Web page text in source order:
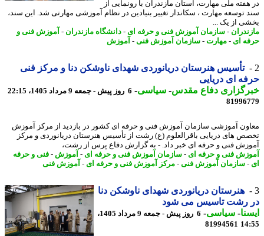
ملی مهارت، استان مازندران با رونمایی از
توسعه مهارت ، سکاندار تغییر بنیادین در نظام آموزشی مهارتی شد. این سند،
از یک ...
- سازمان آموزش فنی و حرفه ای- دانشگاه مازندران-
آموزش فنی و
ای- مهارت- سازمان آموزش فنی -آموزش
تأسیس هنرستان دریانوردی شهدای ناوشکن دنا و مرکز فنی
ای دریایی
دفاع مقدس-سیاسی-6 روز پیش - جمعه 9 مرداد 1405، 22:15
آموزشی سازمان آموزش فنی و حرفه ای کشور در بازدید از مرکز آموزش
های دریایی باقرالعلوم (ع) رشت از تأسیس هنرستان دریانوردی و مرکز
فنی و حرفه ای خبر داد. - به گزارش دفاع پرس از رشت،
فنی و حرفه ای- سازمان آموزش فنی و حرفه ای- آموزش-فنی و حرفه
سازمان آموزش فنی -مرکز آموزش فنی و حرفه ای- آموزش فنی
هنرستان دریانوردی شهدای ناوشکن دنا
رشت تاسیس می شود
-سیاسی-
6 روز پیش - جمعه 9 مرداد 1405،
81994561